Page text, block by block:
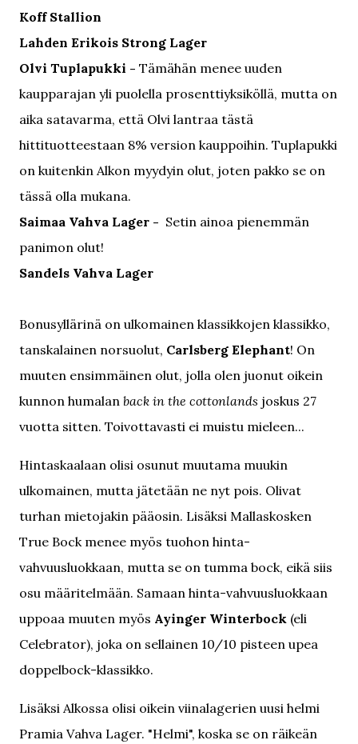
Koff Stallion
Lahden Erikois Strong Lager
Olvi Tuplapukki - Tämähän menee uuden
kaupparajan yli puolella prosenttiyksiköllä, mutta on
aika satavarma, että Olvi lantraa tästä
hittituotteestaan 8% version kauppoihin. Tuplapukki
on kuitenkin Alkon myydyin olut, joten pakko se on
tässä olla mukana.
Saimaa Vahva Lager - Setin ainoa pienemmän
panimon olut!
Sandels Vahva Lager
Bonusyllärinä on ulkomainen klassikkojen klassikko,
tanskalainen norsuolut, Carlsberg Elephant! On
muuten ensimmäinen olut, jolla olen juonut oikein
kunnon humalan back in the cottonlands joskus 27
vuotta sitten. Toivottavasti ei muistu mieleen...
Hintaskaalaan olisi osunut muutama muukin
ulkomainen, mutta jätetään ne nyt pois. Olivat
turhan mietojakin pääosin. Lisäksi Mallaskosken
True Bock menee myös tuohon hinta-
vahvuusluokkaan, mutta se on tumma bock, eikä siis
osu määritelmään. Samaan hinta-vahvuusluokkaan
uppoaa muuten myös Ayinger Winterbock (eli
Celebrator), joka on sellainen 10/10 pisteen upea
doppelbock-klassikko.
Lisäksi Alkossa olisi oikein viinalagerien uusi helmi
Pramia Vahva Lager. "Helmi", koska se on räikeän